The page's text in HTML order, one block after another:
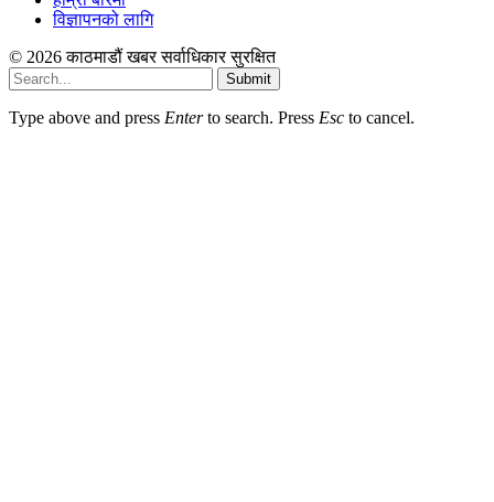
विज्ञापनको लागि
© 2026 काठमाडौं खबर सर्वाधिकार सुरक्षित
Submit
Type above and press Enterto search. Press Esc to cancel.